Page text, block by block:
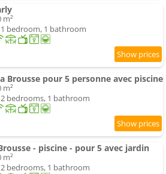
m²
bedroom, 1 bathroom
Brousse pour 5 personne avec piscine
m²
bedrooms, 1 bathroom
- piscine - pour 5 avec jardin
m²
bedrooms, 1 bathroom